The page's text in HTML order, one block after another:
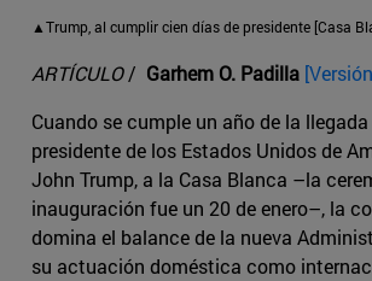
▲Trump, al cumplir cien días de presidente [Casa
ARTÍCULO/ Garhem O. Padilla
Cuando se cumple un año de la llegada
presidente de los Estados Unidos de
John Trump, a la Casa Blanca –la
inauguración fue un 20 de enero–, la
domina el balance de la nueva
su actuación doméstica como